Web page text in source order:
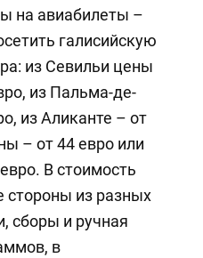
на авиабилеты –
галисийскую
из Севильи цены
из Пальма-де-
из Аликанте – от
– от 44 евро или
В стоимость
стороны из разных
сборы и ручная
в